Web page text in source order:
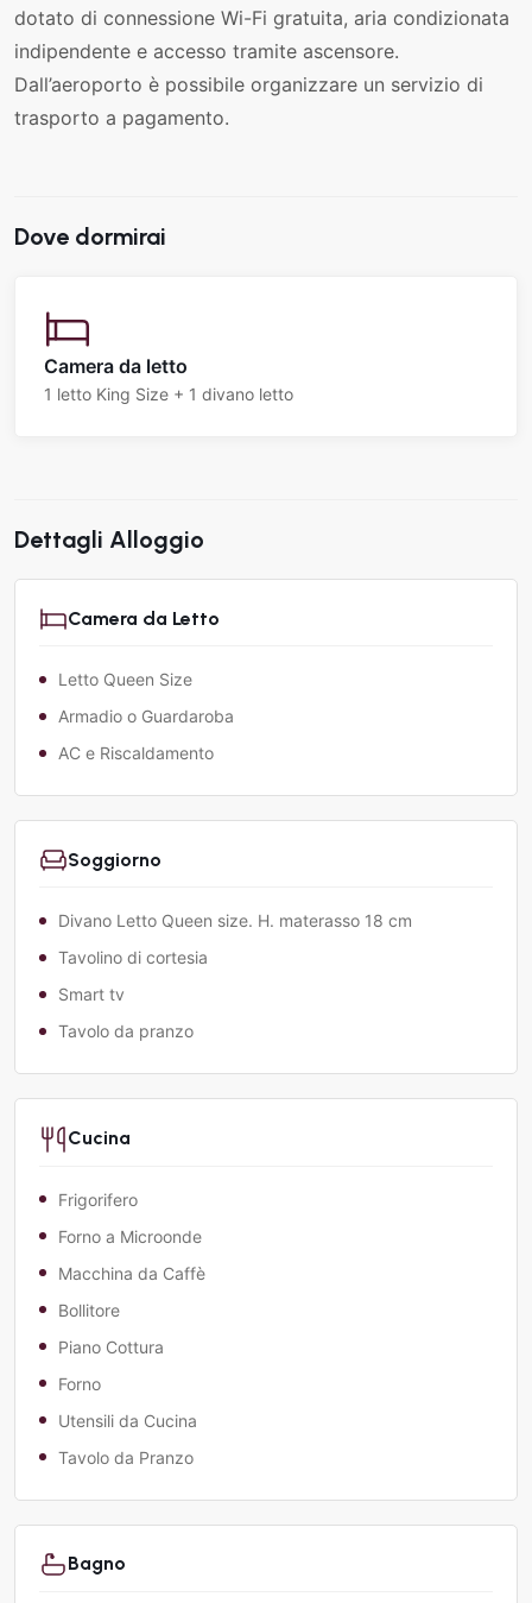
dotato di connessione Wi-Fi gratuita, aria condizionata
indipendente e accesso tramite ascensore.
Dall’aeroporto è possibile organizzare un servizio di
trasporto a pagamento.
Dove dormirai
Camera da letto
1 letto King Size + 1 divano letto
Dettagli Alloggio
Camera da Letto
Letto Queen Size
Armadio o Guardaroba
AC e Riscaldamento
Soggiorno
Divano Letto Queen size. H. materasso 18 cm
Tavolino di cortesia
Smart tv
Tavolo da pranzo
Cucina
Frigorifero
Forno a Microonde
Macchina da Caffè
Bollitore
Piano Cottura
Forno
Utensili da Cucina
Tavolo da Pranzo
Bagno